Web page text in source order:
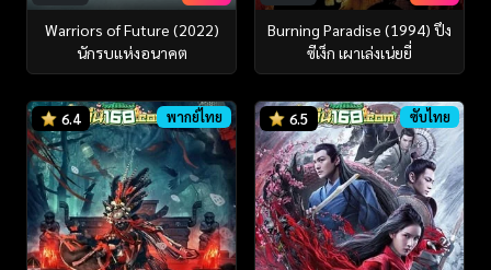
Warriors of Future (2022)
นักรบแห่งอนาคต
Burning Paradise (1994) ปึง
ซีเง็ก เผาเล่งเน่ยยี่
6.4 พากย์ไทย 6.5 ซับไทย